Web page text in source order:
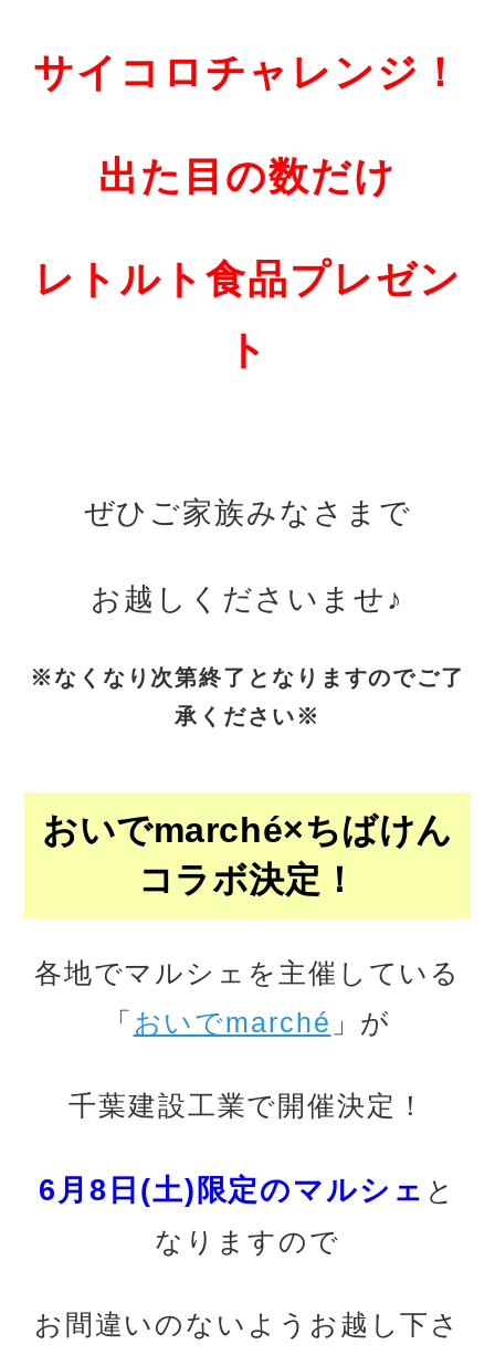
サイコロチャレンジ！
出た目の数だけ
レトルト食品プレゼン
ト
ぜひご家族みなさまで
お越しくださいませ♪
※なくなり次第終了となりますのでご了
承ください※
おいでmarché×ちばけん
コラボ決定！
各地でマルシェを主催している
「 おいでmarché 」が
千葉建設工業で開催決定！
6月8日(土)限定のマルシェ と
なりますので
お間違いのないようお越し下さ